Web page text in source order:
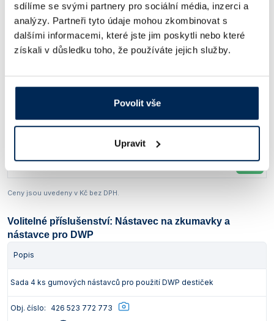
sdílíme se svými partnery pro sociální média, inzerci a
analýzy. Partneři tyto údaje mohou zkombinovat s
dalšími informacemi, které jste jim poskytli nebo které
získali v důsledku toho, že používáte jejich služby.
Povolit vše
Upravit
Třepačka Ohaus pro mikrotitrační destičky
Včetně třepací plošiny pro
uchycení 4 ks MTD
Obj. číslo: 426 523 770 917
23 280 Kč/ ks
Ceny jsou uvedeny v Kč bez DPH.
Volitelné příslušenství: Nástavec na zkumavky a
nástavce pro DWP
Popis
Sada 4 ks gumových nástavců pro použití DWP destiček
Obj. číslo: 426 523 772 773